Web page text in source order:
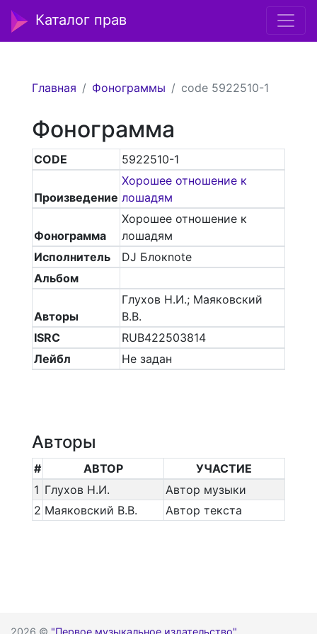
Каталог прав
Главная Фонограммы code 5922510-1
Фонограмма
CODE 5922510-1
Произведение
Хорошее отношение к
лошадям
Фонограмма
Хорошее отношение к
лошадям
Исполнитель
DJ Блокnote
Альбом
Авторы
Глухов Н.И.; Маяковский
В.В.
ISRC
RUB422503814
Лейбл
Не задан
Авторы
# АВТОР
УЧАСТИЕ
1 Глухов Н.И.
Автор музыки
2 Маяковский В.В. Автор текста
2026 © "Первое музыкальное издательство"